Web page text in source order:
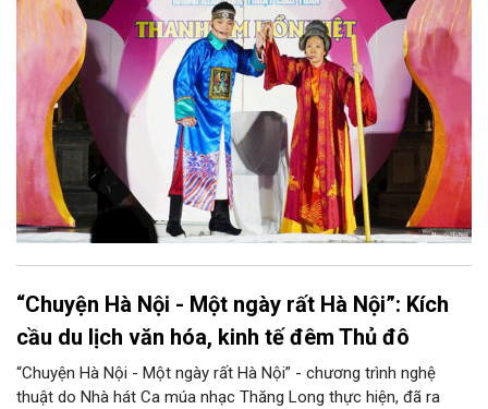
phương Nam, góp phần tạo nên cuộc gặp gỡ nghệ thuật giàu
cảm xúc.
“Chuyện Hà Nội - Một ngày rất Hà Nội”: Kích
cầu du lịch văn hóa, kinh tế đêm Thủ đô
“Chuyện Hà Nội - Một ngày rất Hà Nội” - chương trình nghệ
thuật do Nhà hát Ca múa nhạc Thăng Long thực hiện, đã ra